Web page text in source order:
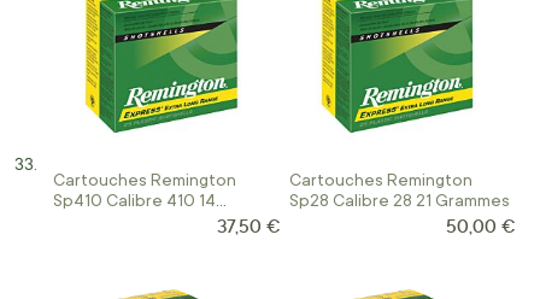
Cartouches Remington
Sp410 Calibre 410 14
Grammes Chambree 7037,50 €
Cartouches Remington
Sp28 Calibre 28 21 Grammes
50,00 €